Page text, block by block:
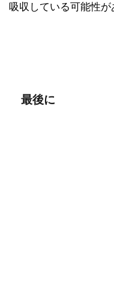
吸収している可能性が
最後に